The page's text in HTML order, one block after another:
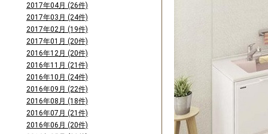
2017年04月 (26件)
2017年03月 (24件)
2017年02月 (19件)
2017年01月 (20件)
2016年12月 (20件)
2016年11月 (21件)
2016年10月 (24件)
2016年09月 (22件)
2016年08月 (18件)
2016年07月 (21件)
2016年06月 (20件)